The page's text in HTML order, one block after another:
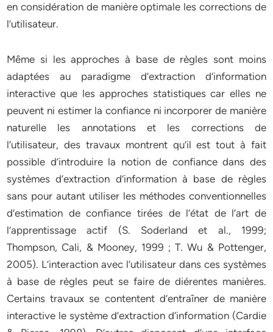
en considération de manière optimale les corrections de
l’utilisateur.
Même si les approches à base de règles sont moins
adaptées au paradigme d’extraction d’information
interactive que les approches statistiques car elles ne
peuvent ni estimer la confiance ni incorporer de manière
naturelle les annotations et les corrections de
l’utilisateur, des travaux montrent qu’il est tout à fait
possible d’introduire la notion de confiance dans des
systèmes d’extraction d’information à base de règles
sans pour autant utiliser les méthodes conventionnelles
d’estimation de confiance tirées de l’état de l’art de
l’apprentissage actif (S. Soderland et al., 1999;
Thompson, Cali, & Mooney, 1999 ; T. Wu & Pottenger,
2005). L’interaction avec l’utilisateur dans ces systèmes
à base de règles peut se faire de diérentes manières.
Certains travaux se contentent d’entraîner de manière
interactive le système d’extraction d’information (Cardie